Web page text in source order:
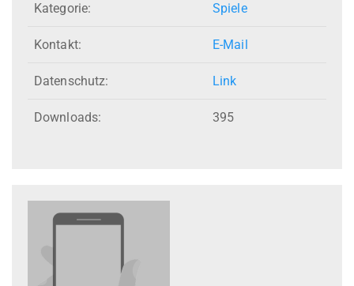
Kategorie: Spiele
Kontakt: E-Mail
Datenschutz: Link
Downloads: 395